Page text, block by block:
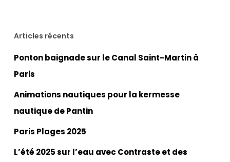
Articles récents
Ponton baignade sur le Canal Saint-Martin à
Paris
Animations nautiques pour la kermesse
nautique de Pantin
Paris Plages 2025
L’été 2025 sur l’eau avec Contraste et des